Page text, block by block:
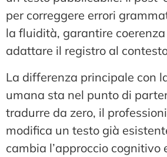
per correggere errori
la fluidità, garantire
adattare il registro al contesto
La differenza principale con
umana sta nel punto di
tradurre da zero, il
modifica un testo già
cambia l’approccio cognitivo